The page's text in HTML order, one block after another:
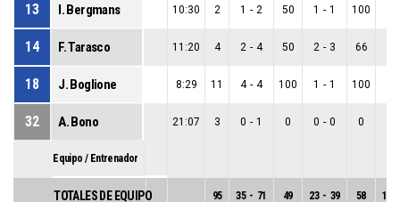
13 I. Bergmans 10:30 2 1 - 2 50 1 - 1 100
14 F. Tarasco 11:20 4 2 - 4 50 2 - 3 66
18 J. Boglione 8:29 11 4 - 4 100 1 - 1 100
32 A. Bono 21:07 3 0 - 1 0 0 - 0 0
Equipo / Entrenador
TOTALES DE EQUIPO 95 35 - 71 49 23 - 39 58 12